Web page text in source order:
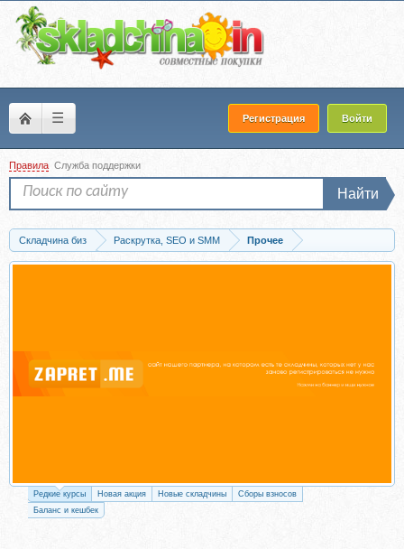
☰ Регистрация Войти
Правила Служба поддержки
Найти
Складчина биз Раскрутка, SEO и SMM
Прочее
Скачать [Аврора] Прекрасный новый мир (Григорий Трусов, Игорь Романов)
Редкие курсы Новая акция Новые складчины
Сборы взносов
Баланс и кешбек